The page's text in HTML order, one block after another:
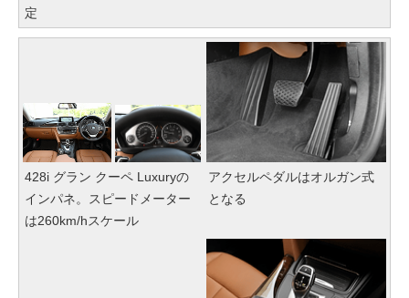
定
428i グラン クーペ Luxuryの
インパネ。スピードメーター
は260km/hスケール
アクセルペダルはオルガン式
となる